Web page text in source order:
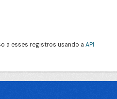
a esses registros usando a API